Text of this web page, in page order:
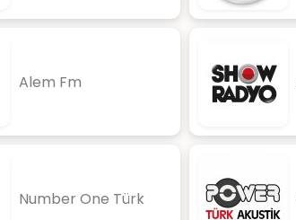
Alem Fm
Number One Türk